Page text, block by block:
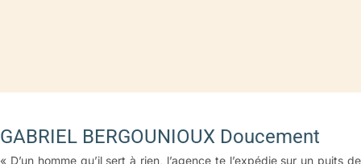
GABRIEL BERGOUNIOUX Doucement
« D’un homme qu’il sert à rien, l’agence te l’expédie sur un puits de